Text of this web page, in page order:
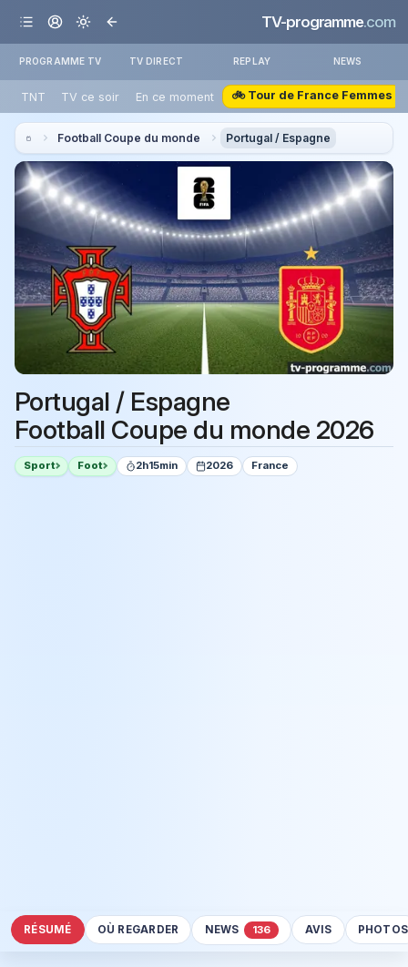
TV-programme.com
PROGRAMME TV TV DIRECT REPLAY NEWS
TNT TV ce soir En ce moment 🚲 Tour de France Femmes
Football Coupe du monde Portugal / Espagne
Portugal / Espagne
Football Coupe du monde 2026
Sport Foot 2h15min 2026 France
RÉSUMÉ OÙ REGARDER NEWS 136 AVIS PHOTOS